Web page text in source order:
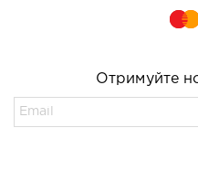
Отримуйте